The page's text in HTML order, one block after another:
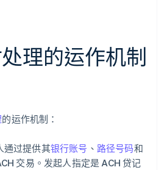
理的运作机制
的运作机制：
通过提供其银行账号 、 路径号码和
交易。发起人指定是 ACH 贷记